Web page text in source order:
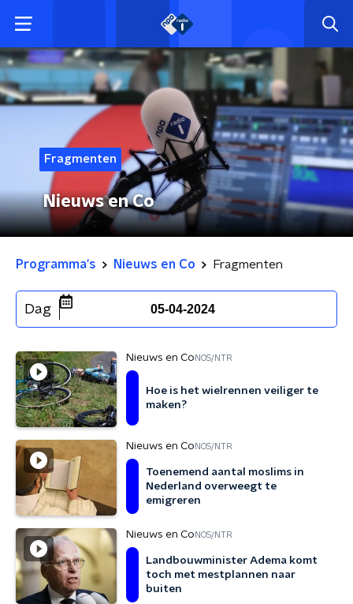
Fragmenten
Nieuws en Co
Programma's Nieuws en Co Fragmenten
Dag 05-04-2024
Nieuws en Co NOS/NTR
Hoe is het wielrennen veiliger te
maken?
Nieuws en Co NOS/NTR
Toenemend aantal moslims in
Nederland overweegt te
emigreren
Nieuws en Co NOS/NTR
Landbouwminister Adema komt
toch met mestplannen naar
buiten